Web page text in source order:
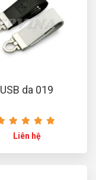
USB da 019
Liên hệ